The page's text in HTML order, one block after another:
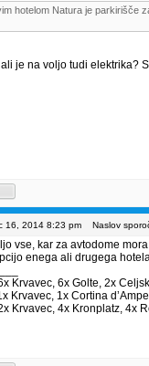
hotelom Natura je parkirišče
je na voljo tudi elektrika?
16, 2014 8:23 pm Naslov
vse, kar za avtodome
enega ali drugega
Krvavec, 6x Golte, 2x
Krvavec, 1x Cortina
Krvavec, 4x Kronplatz, 4x